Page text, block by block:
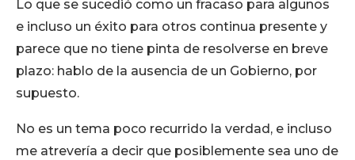
Lo que se sucedió como un fracaso para algunos
e incluso un éxito para otros continua presente y
parece que no tiene pinta de resolverse en breve
plazo: hablo de la ausencia de un Gobierno, por
supuesto.
No es un tema poco recurrido la verdad, e incluso
me atrevería a decir que posiblemente sea uno de